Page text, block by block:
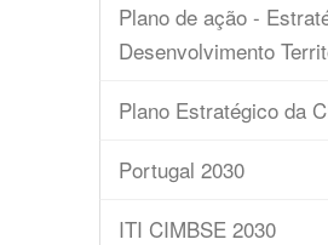
Plano de ação -
Desenvolvimento
Plano Estratégico da
Portugal 2030
ITI CIMBSE 2030